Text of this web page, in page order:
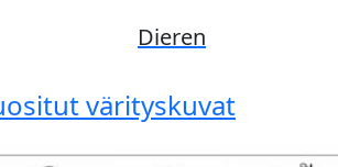
Disney
värityskuvat